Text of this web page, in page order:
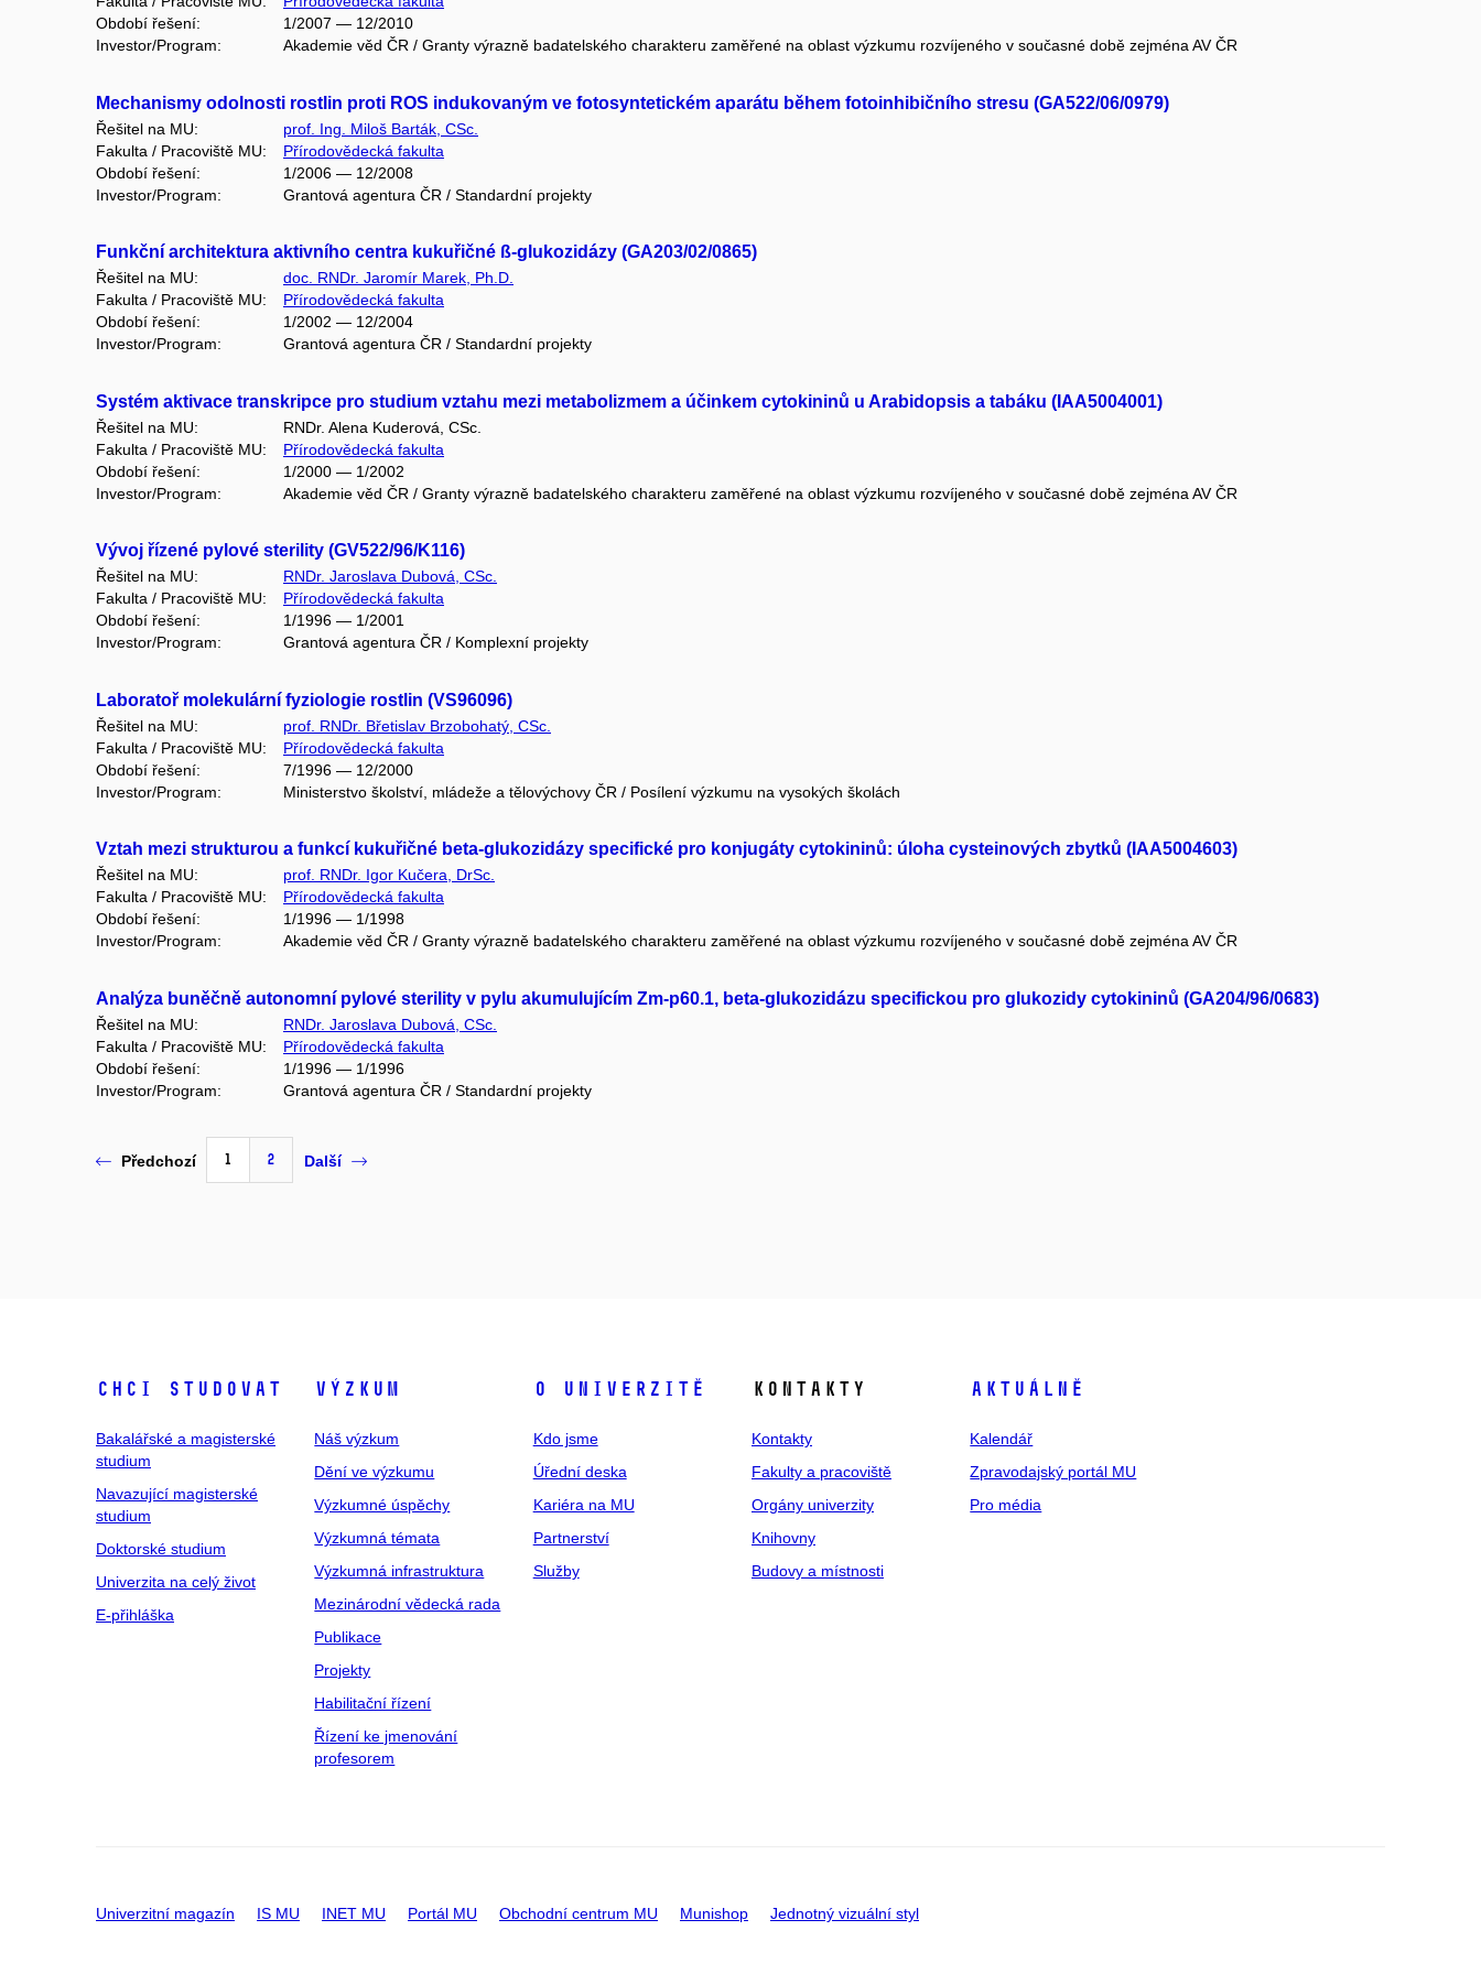
Období řešení:
1/2007 — 12/2010
Investor/Program:
Akademie věd ČR / Granty výrazně badatelského charakteru zaměřené na oblast výzkumu rozvíjeného v současné době zejména AV ČR
Mechanismy odolnosti rostlin proti ROS indukovaným ve fotosyntetickém aparátu během fotoinhibičního stresu (GA522/06/0979)
Řešitel na MU:
prof. Ing. Miloš Barták, CSc.
Fakulta / Pracoviště MU:
Přírodovědecká fakulta
Období řešení:
1/2006 — 12/2008
Investor/Program:
Grantová agentura ČR / Standardní projekty
Funkční architektura aktivního centra kukuřičné ß-glukozidázy (GA203/02/0865)
Řešitel na MU:
doc. RNDr. Jaromír Marek, Ph.D.
Fakulta / Pracoviště MU:
Přírodovědecká fakulta
Období řešení:
1/2002 — 12/2004
Investor/Program:
Grantová agentura ČR / Standardní projekty
Systém aktivace transkripce pro studium vztahu mezi metabolizmem a účinkem cytokininů u Arabidopsis a tabáku (IAA5004001)
Řešitel na MU:
RNDr. Alena Kuderová, CSc.
Fakulta / Pracoviště MU:
Přírodovědecká fakulta
Období řešení:
1/2000 — 1/2002
Investor/Program:
Akademie věd ČR / Granty výrazně badatelského charakteru zaměřené na oblast výzkumu rozvíjeného v současné době zejména AV ČR
Vývoj řízené pylové sterility (GV522/96/K116)
Řešitel na MU:
RNDr. Jaroslava Dubová, CSc.
Fakulta / Pracoviště MU:
Přírodovědecká fakulta
Období řešení:
1/1996 — 1/2001
Investor/Program:
Grantová agentura ČR / Komplexní projekty
Laboratoř molekulární fyziologie rostlin (VS96096)
Řešitel na MU:
prof. RNDr. Břetislav Brzobohatý, CSc.
Fakulta / Pracoviště MU:
Přírodovědecká fakulta
Období řešení:
7/1996 — 12/2000
Investor/Program:
Ministerstvo školství, mládeže a tělovýchovy ČR / Posílení výzkumu na vysokých školách
Vztah mezi strukturou a funkcí kukuřičné beta-glukozidázy specifické pro konjugáty cytokininů: úloha cysteinových zbytků (IAA5004603)
Řešitel na MU:
prof. RNDr. Igor Kučera, DrSc.
Fakulta / Pracoviště MU:
Přírodovědecká fakulta
Období řešení:
1/1996 — 1/1998
Investor/Program:
Akademie věd ČR / Granty výrazně badatelského charakteru zaměřené na oblast výzkumu rozvíjeného v současné době zejména AV ČR
Analýza buněčně autonomní pylové sterility v pylu akumulujícím Zm-p60.1, beta-glukozidázu specifickou pro glukozidy cytokininů (GA204/96/0683)
Řešitel na MU:
RNDr. Jaroslava Dubová, CSc.
Fakulta / Pracoviště MU:
Přírodovědecká fakulta
Období řešení:
1/1996 — 1/1996
Investor/Program:
Grantová agentura ČR / Standardní projekty
Předchozí 1 2 Další
Chci studovat
Bakalářské a magisterské
studium
Navazující magisterské
studium
Doktorské studium
Univerzita na celý život
E-přihláška
Výzkum
Náš výzkum
Dění ve výzkumu
Výzkumné úspěchy
Výzkumná témata
Výzkumná infrastruktura
Mezinárodní vědecká rada
Publikace
Projekty
Habilitační řízení
Řízení ke jmenování
profesorem
O univerzitě
Kdo jsme
Úřední deska
Kariéra na MU
Partnerství
Služby
Kontakty
Kontakty
Fakulty a pracoviště
Orgány univerzity
Knihovny
Budovy a místnosti
Aktuálně
Kalendář
Zpravodajský portál MU
Pro média
Univerzitní magazín IS MU INET MU Portál MU Obchodní centrum MU Munishop Jednotný vizuální styl